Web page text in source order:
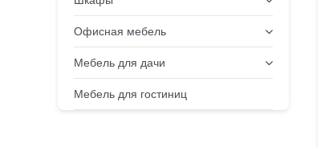
Офисная мебель
Мебель для дачи
Мебель для гостиниц